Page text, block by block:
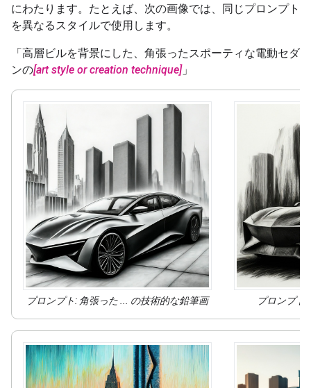
にわたります。たとえば、次の画像では、同じプロンプト
を異なるスタイルで使用します。
「高層ビルを背景にした、角張ったスポーティな電動セダ
ンの[art style or creation technique]」
プロンプト: 角張った ... の技術的な鉛筆画 プロンプト